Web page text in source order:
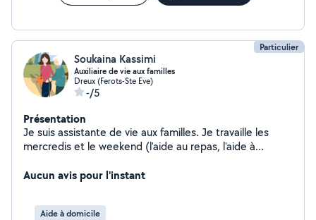
Particulier
Soukaina Kassimi
Auxiliaire de vie aux familles
Dreux (Ferots-Ste Eve)
-/5
Présentation
Je suis assistante de vie aux familles. Je travaille les
mercredis et le weekend (l'aide au repas, l'aide à
activités avec les personnes âgées, sortie, promenade,
course le samedi , aide administrative, l'emmener à
Aucun avis pour l'instant
Aide à domicile